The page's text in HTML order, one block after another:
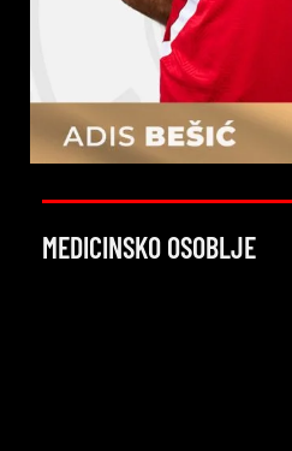
MEDICINSKO OSOBLJE